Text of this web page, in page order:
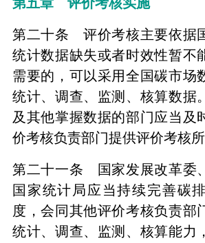
第二十条 评价考核主要依据
统计数据缺失或者时效性暂不
需要的，可以采用全国碳市场
统计、调查、监测、核算数据
及其他掌握数据的部门应当及
价考核负责部门提供评价考核所
第二十一条 国家发展改革委
国家统计局应当持续完善碳
度，会同其他评价考核负责部
统计、调查、监测、核算能力